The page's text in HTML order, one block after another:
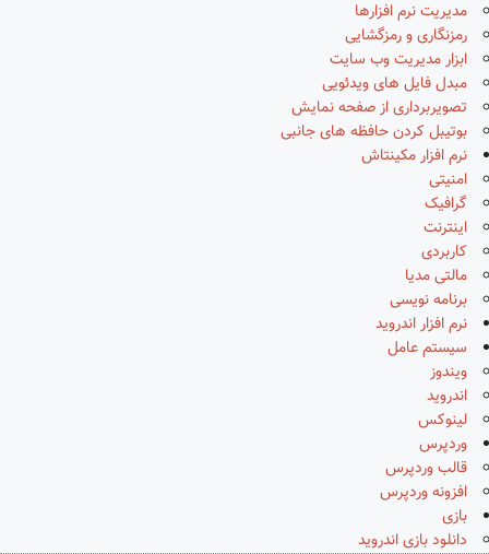
مدیریت نرم افزارها
رمزنگاری و رمزگشایی
ابزار مدیریت وب سایت
مبدل فایل های ویدئویی
تصویربرداری از صفحه نمایش
بوتیبل کردن حافظه های جانبی
نرم افزار مکینتاش
امنیتی
گرافیک
اینترنت
کاربردی
مالتی مدیا
برنامه نویسی
نرم افزار اندروید
سیستم عامل
ویندوز
اندروید
لینوکس
وردپرس
قالب وردپرس
افزونه وردپرس
بازی
دانلود بازی اندروید